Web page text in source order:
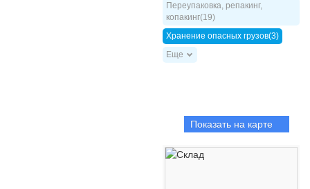
Переупаковка, репакинг,
копакинг(19)
Хранение опасных грузов(3)
Еще
Показать на карте